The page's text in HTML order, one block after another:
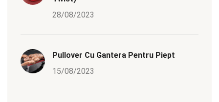
28/08/2023
Pullover Cu Gantera Pentru Piept
15/08/2023